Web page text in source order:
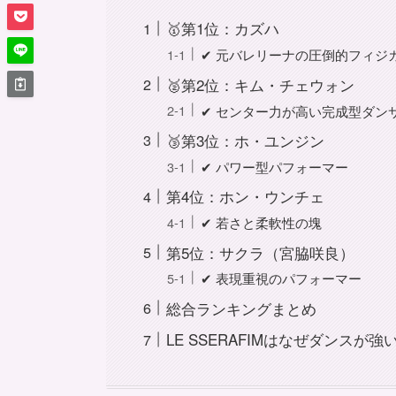
🥇第1位：カズハ
✔ 元バレリーナの圧倒的フィジ
🥈第2位：キム・チェウォン
✔ センター力が高い完成型ダン
🥉第3位：ホ・ユンジン
✔ パワー型パフォーマー
第4位：ホン・ウンチェ
✔ 若さと柔軟性の塊
第5位：サクラ（宮脇咲良）
✔ 表現重視のパフォーマー
総合ランキングまとめ
LE SSERAFIMはなぜダンスが強